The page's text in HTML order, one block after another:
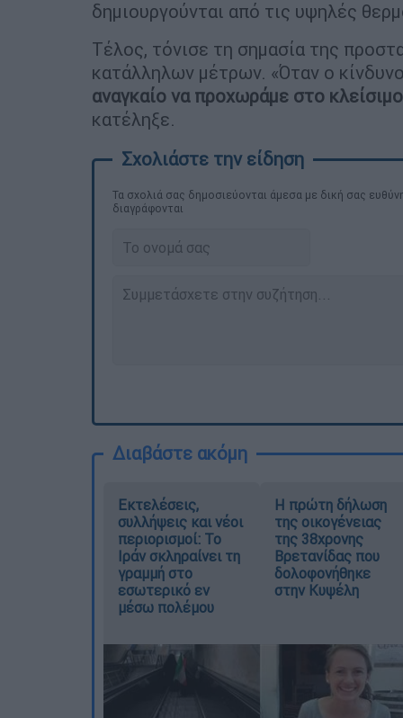
δημιουργούνται από τις υψηλές
Τέλος, τόνισε τη σημασία της
κατάλληλων μέτρων. «Όταν ο
αναγκαίο να προχωράμε στο
κατέληξε.
Τα σχολιά σας δημοσιεύονται άμεσα με δική σας
διαγράφονται
Διαβάστε ακόμη
Εκτελέσεις,
συλλήψεις και νέοι
περιορισμοί: Το
Ιράν σκληραίνει τη
γραμμή στο
εσωτερικό εν
μέσω πολέμου
Η πρώτη δήλωση
της οικογένειας
της 38χρονης
Βρετανίδας που
δολοφονήθηκε
στην Κυψέλη